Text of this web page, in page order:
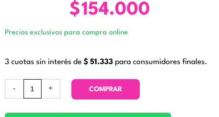
$154.000
Precios exclusivos para compra online
3 cuotas sin interés de $ 51.333 para consumidores finales.
-
exosome
Complex.
+ COMPRAR